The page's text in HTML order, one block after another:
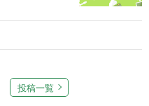
投稿一覧